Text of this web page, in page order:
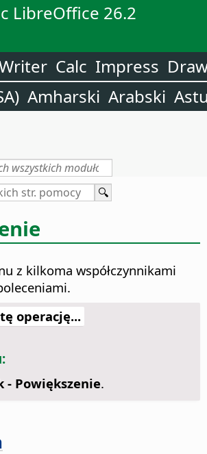
LibreOffice 26.2
Calc Impress
Amharski Arabski
z kilkoma współczynnikami
operację...
- Powiększenie.